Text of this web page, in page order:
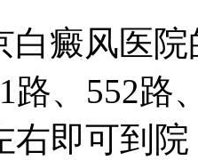
白癜风医
路、552路
右即可到